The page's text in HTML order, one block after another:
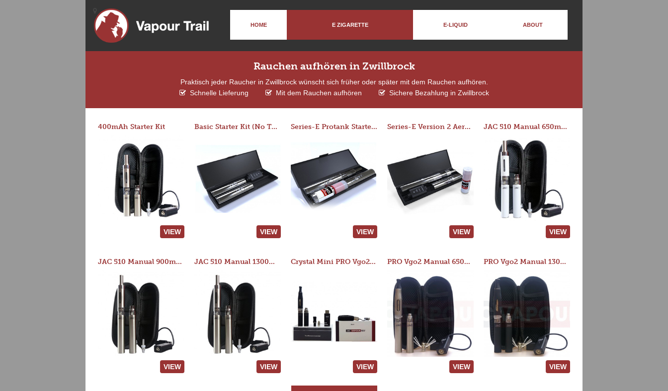
HOME E ZIGARETTE E-LIQUID ABOUT
Rauchen aufhören in Zwillbrock
Praktisch jeder Raucher in Zwillbrock wünscht sich früher oder später mit dem Rauchen aufhören.
Schnelle Lieferung
Mit dem Rauchen aufhören Sichere Bezahlung in Zwillbrock
400mAh Starter Kit
VIEW
Basic Starter Kit (No Tank)
VIEW
Series-E Protank Starter Kit
VIEW
Series-E Version 2 Aero Tank Starter Kit
VIEW
JAC 510 Manual 650mAh Starter Kit
VIEW
JAC 510 Manual 900mAh Starter Kit
VIEW
JAC 510 Manual 1300mAh Starter Kit
VIEW
Crystal Mini PRO Vgo2 Manual 400mAh Kit
VIEW
PRO Vgo2 Manual 650mAh Kit
VIEW
PRO Vgo2 Manual 1300mAh Kit
VIEW